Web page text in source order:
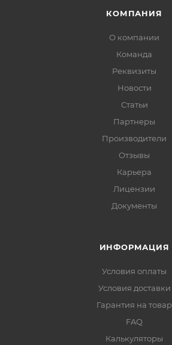
КОМПАНИЯ
О компании
Команда
Реквизиты
Новости
Статьи
Партнеры
Производители
Отзывы
Карьера
Лицензии
Документы
ИНФОРМАЦИЯ
Условия оплаты
Условия доставки
Гарантия на товар
FAQ
Калькуляторы